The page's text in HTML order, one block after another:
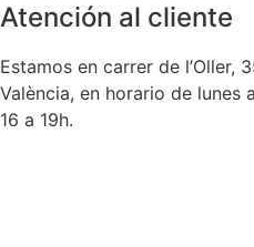
Atención al cliente
Estamos en carrer de l’Oller,
València, en horario de lunes
16 a 19h.